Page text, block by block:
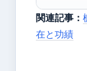
関連記事：
在と功績